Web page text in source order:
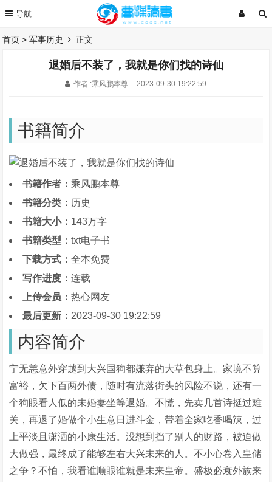
首页 >军事历史 正文
退婚后不装了，我就是你们找的诗仙
作者 :乘风鹏本尊 2023-09-30 19:22:59
书籍简介
书籍作者：乘风鹏本尊
书籍分类： 历史
书籍大小： 143万字
书籍类型：txt电子书
下载方式：全本免费
写作进度：连载
上传会员：热心网友
最后更新： 2023-09-30 19:22:59
内容简介
宁无恙意外穿越到大兴国狗都嫌弃的大草包身上。家境不算
富裕，欠下百两外债，随时有流落街头的风险不说，还有一
个狗眼看人低的未婚妻坐等退婚。不慌，先卖几首诗挺过难
关，再退了婚做个小生意日进斗金，带着全家吃香喝辣，过
上平淡且潇洒的小康生活。没想到挡了别人的财路，被迫做
大做强，最终成了能够左右大兴未来的人。不小心卷入皇储
之争？不怕，我看谁顺眼谁就是未来皇帝。盛极必衰外族来